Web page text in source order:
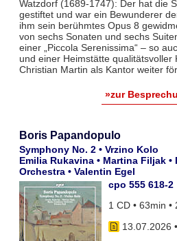
Watzdorf (1689-1747): Der hat die
gestiftet und war ein Bewunderer
ihm sein berühmtes Opus 8
von sechs Sonaten und sechs
einer „Piccola Serenissima“ – so
und einer Heimstätte qualitätsvoller
Christian Martin als Kantor weiter
»zur
Boris Papandopulo
Symphony No. 2 • Vrzino Kolo
Emilia Rukavina • Martina Filjak
Orchestra • Valentin Egel
cpo 555 618-2
1 CD • 63min •
13.07.2026 •